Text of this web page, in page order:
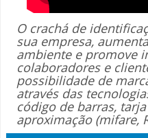
O crachá de
sua empresa,
ambiente e promove
colaboradores e
possibilidade de
através das
código de barras,
aproximação (mifare,